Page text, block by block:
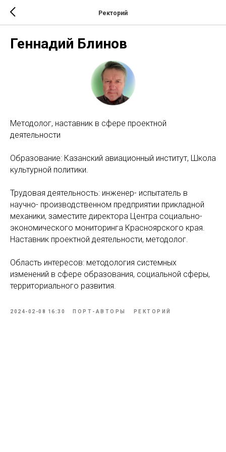
Ректорий
Геннадий Блинов
Методолог, наставник в сфере проектной
деятельности
Образование: Казанский авиационный институт, Школа
культурной политики.
Трудовая деятельность: инженер- испытатель в
научно- производственном предприятии прикладной
механики, заместите директора Центра социально-
экономического мониторинга Красноярского края.
Наставник проектной деятельности, методолог.
Область интересов: методология системных
изменений в сфере образования, социальной сферы,
территориального развития.
2024-02-08 16:30 ПОРТ-АВТОРЫ РЕКТОРИЙ